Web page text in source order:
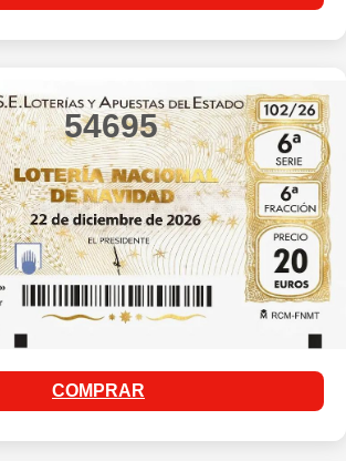
54695
COMPRAR